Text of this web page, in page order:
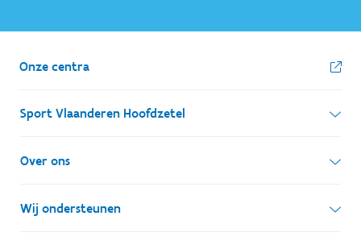
Onze centra
Sport Vlaanderen Hoofdzetel
Simon Bolivarlaan 17
1000 Brussel
Ondernemingsnummer: BE 0248.142.826
Over ons
Wie zijn we, wat doen we
Onze centra
Wij ondersteunen